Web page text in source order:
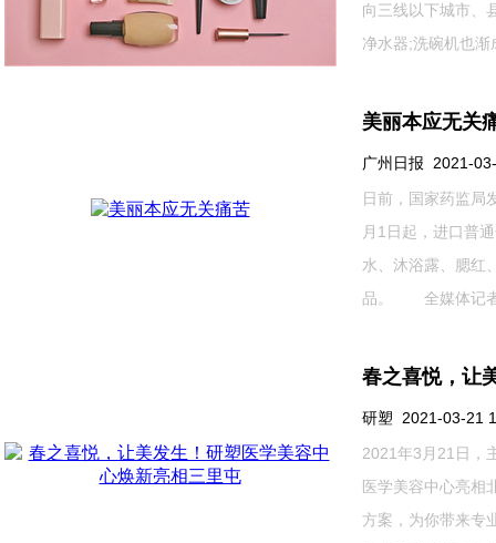
向三线以下城市、
净水器;洗碗机也渐
美丽本应无关
广州日报 2021-
日前，国家药监局
月1日起，进口普
水、沐浴露、腮红
品。 全媒体记者
春之喜悦，让
研塑 2021-03-21
2021年3月21日，
医学美容中心亮相
方案，为你带来专